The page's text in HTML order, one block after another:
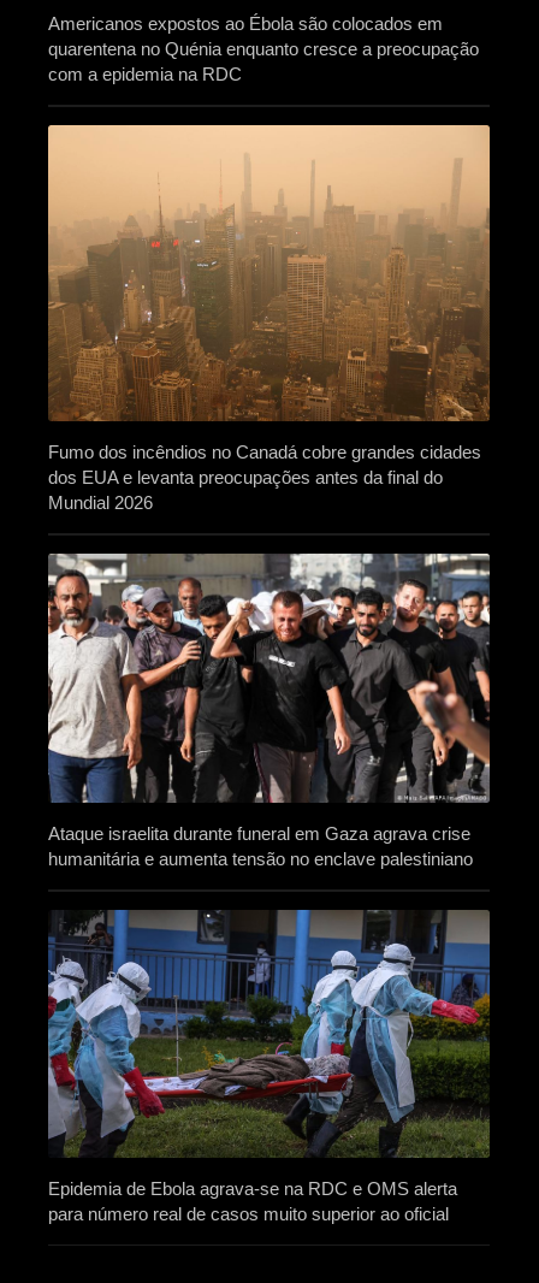
Americanos expostos ao Ébola são colocados em
quarentena no Quénia enquanto cresce a preocupação
com a epidemia na RDC
Fumo dos incêndios no Canadá cobre grandes cidades
dos EUA e levanta preocupações antes da final do
Mundial 2026
Ataque israelita durante funeral em Gaza agrava crise
humanitária e aumenta tensão no enclave palestiniano
Epidemia de Ebola agrava-se na RDC e OMS alerta
para número real de casos muito superior ao oficial